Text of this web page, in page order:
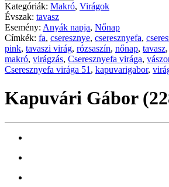
Kategóriák: Makró, Virágok
Évszak: tavasz
Esemény: Anyák napja, Nőnap
Címkék: fa, cseresznye, cseresznyefa,
pink, tavaszi virág, rózsaszín, nőnap, tavasz,
makró, virágzás, Cseresznyefa virága,
Cseresznyefa virága 51 , kapuvarigabor,
Kapuvári Gábor